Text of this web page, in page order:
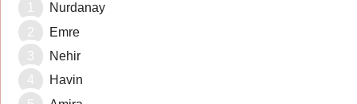
Nurdanay
Emre
Nehir
Havin